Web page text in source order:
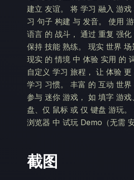
建立 友谊。 将 学习 融入 游
习 句子 构建 与 发音。 使用
语言 的 战斗， 通过 重复 强
保持 技能 熟练。 现实 世界
现实 的 情境 中 体验 实用 的
自定义 学习 旅程， 让 体验
学习 习惯。 丰富 的 互动 世
参与 迷你 游戏， 如 填字 游
盘、仅 鼠标 或 仅 键盘 游玩
浏览器 中 试玩 Demo（无需
截图